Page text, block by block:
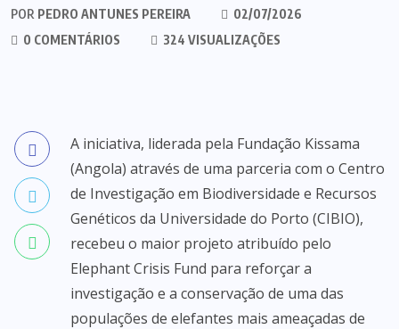
POR PEDRO ANTUNES PEREIRA
02/07/2026
0 COMENTÁRIOS
324 VISUALIZAÇÕES
A iniciativa, liderada pela Fundação Kissama
(Angola) através de uma parceria com o Centro
de Investigação em Biodiversidade e Recursos
Genéticos da Universidade do Porto (CIBIO),
recebeu o maior projeto atribuído pelo
Elephant Crisis Fund para reforçar a
investigação e a conservação de uma das
populações de elefantes mais ameaçadas de